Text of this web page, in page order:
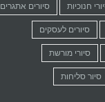
חנוכיות סיורים אתגרים
סיורים לעסקים
סיורי מורשת
סיור סליחות